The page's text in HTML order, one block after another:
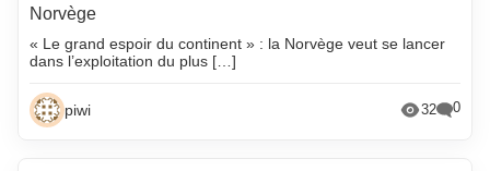
Norvège
« Le grand espoir du continent » : la Norvège veut se lancer
dans l’exploitation du plus […]
piwi 32 0